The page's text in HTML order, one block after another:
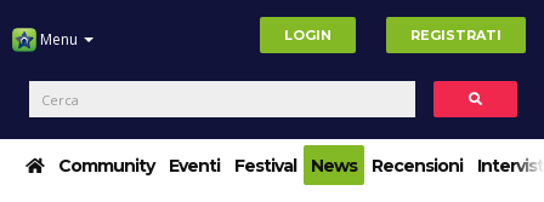
Menu LOGIN REGISTRATI
Community Eventi Festival News Recensioni